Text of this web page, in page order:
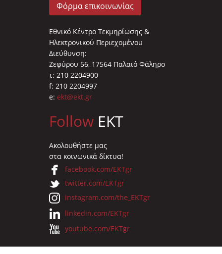
Φόρμα επικοινωνίας
Εθνικό Κέντρο Τεκμηρίωσης &
Ηλεκτρονικού Περιεχομένου
Διεύθυνση:
Ζεφύρου 56, 17564 Παλαιό Φάληρο
τ: 210 2204900
f: 210 2204997
e: ekt@ekt.gr
Follow EKT
Ακολουθήστε μας
στα κοινωνικά δίκτυα!
facebook.com/EKTgr
twitter.com/EKTgr
instagram.com/the_EKTgr
linkedin.com/EKTgr
youtube.com/EKTgr